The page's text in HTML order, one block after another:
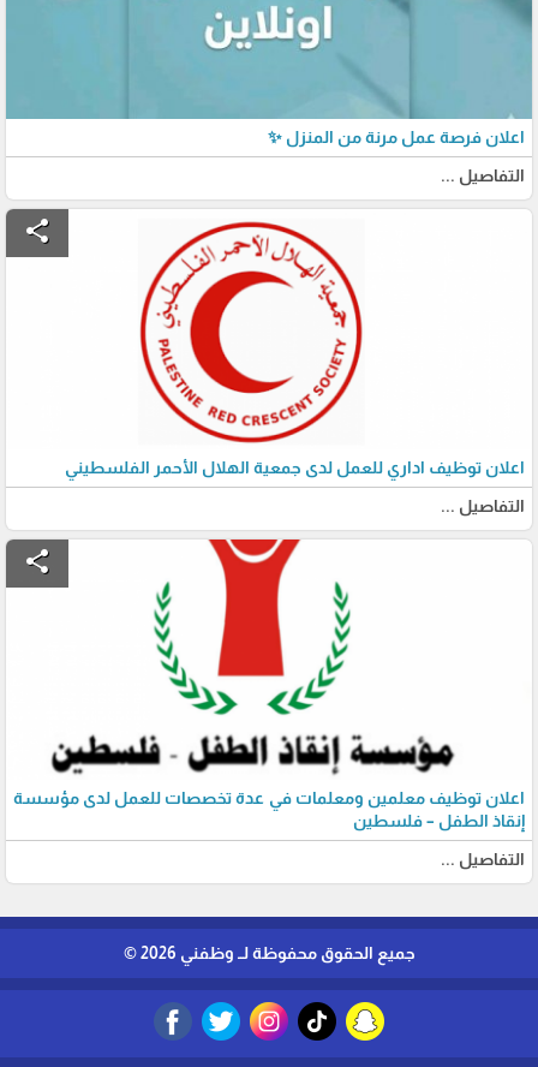
اعلان فرصة عمل مرنة من المنزل ✨
التفاصيل ...
share
اعلان توظيف اداري للعمل لدى جمعية الهلال الأحمر الفلسطيني
التفاصيل ...
share
اعلان توظيف معلمين ومعلمات في عدة تخصصات للعمل لدى مؤسسة
إنقاذ الطفل – فلسطين
التفاصيل ...
جميع الحقوق محفوظة لــ وظفني 2026 ©